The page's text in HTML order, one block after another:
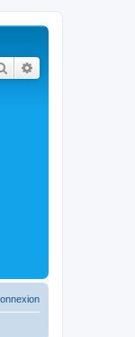
Rechercher